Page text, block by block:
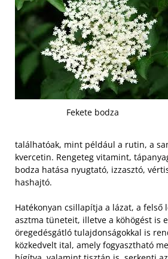
Fekete bodza
találhatóak, mint például a rutin, a
kvercetin. Rengeteg vitamint,
bodza hatása nyugtató, izzasztó,
hashajtó.
Hatékonyan csillapítja a lázat, a felső
asztma tüneteit, illetve a köhögést is
öregedésgátló tulajdonságokkal is
közkedvelt ital, amely fogyasztható